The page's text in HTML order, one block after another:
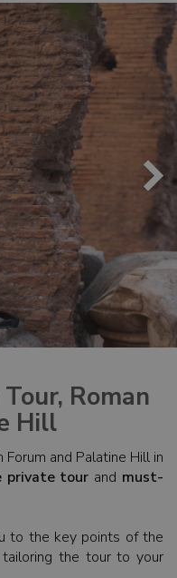
Roman
Hill
and Palatine Hill in
private tour and must-
to the key points of the
the tour to your